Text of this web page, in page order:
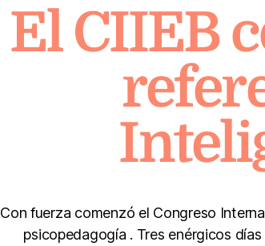
El CIIEB
Con fuerza comenzó el Congreso
psicopedagogía . Tres enérgicos